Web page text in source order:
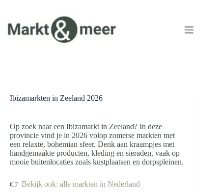
de
inhoud
Ibizamarkten in Zeeland 2026
Op zoek naar een Ibizamarkt in Zeeland? In deze
provincie vind je in 2026 volop zomerse markten met
een relaxte, bohemian sfeer. Denk aan kraampjes met
handgemaakte producten, kleding en sieraden, vaak op
mooie buitenlocaties zoals kustplaatsen en dorpspleinen.
👉 Bekijk ook: alle markten in Nederland